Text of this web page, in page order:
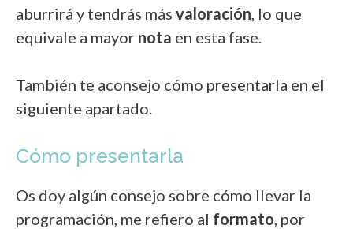
aburrirá y tendrás más valoración, lo que
equivale a mayor nota en esta fase.
También te aconsejo cómo presentarla en el
siguiente apartado.
Cómo presentarla
Os doy algún consejo sobre cómo llevar la
programación, me refiero al formato, por